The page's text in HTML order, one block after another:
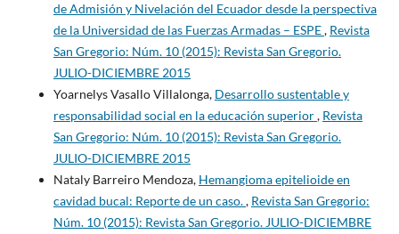
de Admisión y Nivelación del Ecuador desde la perspectiva
de la Universidad de las Fuerzas Armadas – ESPE, Revista
San Gregorio: Núm. 10 (2015): Revista San Gregorio.
JULIO-DICIEMBRE 2015
Yoarnelys Vasallo Villalonga, Desarrollo sustentable y
responsabilidad social en la educación superior, Revista
San Gregorio: Núm. 10 (2015): Revista San Gregorio.
JULIO-DICIEMBRE 2015
Nataly Barreiro Mendoza, Hemangioma epitelioide en
cavidad bucal: Reporte de un caso., Revista San Gregorio:
Núm. 10 (2015): Revista San Gregorio. JULIO-DICIEMBRE